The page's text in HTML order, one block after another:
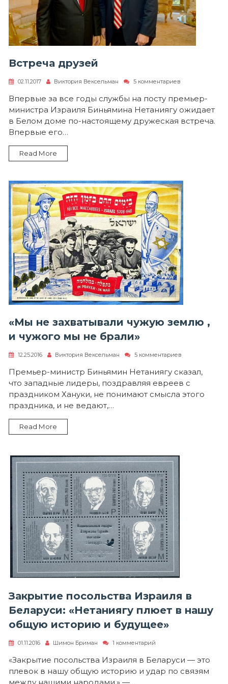
Встреча друзей
02.11.2017 Виктория Вексельман 5 комментариев
Встреча
друзей
Впервые за все годы службы на посту премьер-
министра Израиля Биньямина Нетаниягу ожидает
в Белом доме по-настоящему дружеская встреча.
Впервые его…
Read More
«Мы не захватывали чужую землю ,
и чужого мы не брали»
12.25.2016 Виктория Вексельман 5 комментариев
«Мы
захватывали
чужую
Премьер-министр Биньямин Нетаниягу сказал,
что западные лидеры, поздравляя евреев с
праздником Хануки, не понимают смысла этого
праздника, и не ведают,…
Read More
Закрытие посольства Израиля в
Беларуси: «Нетаниягу плюет в нашу
общую историю и будущее»
01.11.2016 Шимон Бриман 1 комментарий
Закрытие
посольства
Израиля
«Закрытие посольства Израиля в Беларуси — это
плевок в нашу общую историю и удар по связям
между нашими народами,» —…